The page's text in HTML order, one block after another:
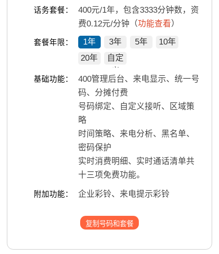
话务套餐： 400元/1年，包含3333分钟数，资
费0.12元/分钟（功能查看）
套餐年限： 1年 3年 5年
10年
20年
自定
义
基础功能：
400管理后台、来电显示、统一号
码、分摊付费
号码绑定、自定义接听、区域策
略
时间策略、来电分析、黑名单、
密码保护
实时消费明细、实时通话清单共
十三项免费功能。
附加功能： 企业彩铃、来电提示彩铃
复制号码和套餐